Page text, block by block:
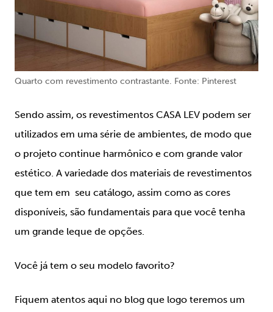
Quarto com revestimento contrastante. Fonte: Pinterest
Sendo assim, os revestimentos CASA LEV podem ser
utilizados em uma série de ambientes, de modo que
o projeto continue harmônico e com grande valor
estético. A variedade dos materiais de revestimentos
que tem em seu catálogo, assim como as cores
disponíveis, são fundamentais para que você tenha
um grande leque de opções.
Você já tem o seu modelo favorito?
Fiquem atentos aqui no blog que logo teremos um